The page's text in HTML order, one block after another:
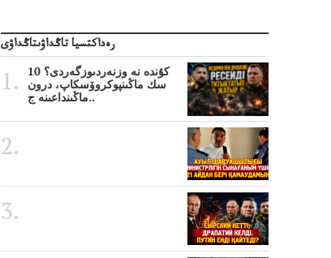
رەداكتسيا تاڭداۋىتاڭداۋى
10 كۇندە نە وزنەردىوزگەردى؟
سك ماڭىنپوكروۆسكاپ، درون
ماڭىنداعىنە ج..